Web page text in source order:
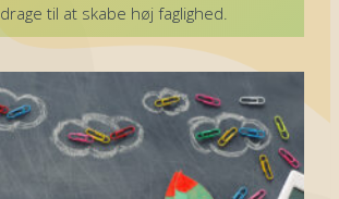
til at skabe høj faglighed.